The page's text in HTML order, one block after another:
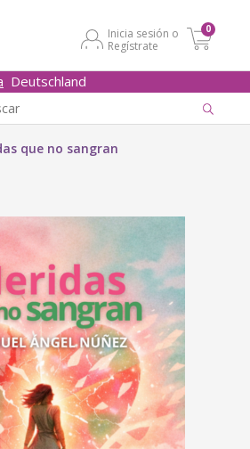
Inicia sesión o
Regístrate
0
Deutschland
que no sangran